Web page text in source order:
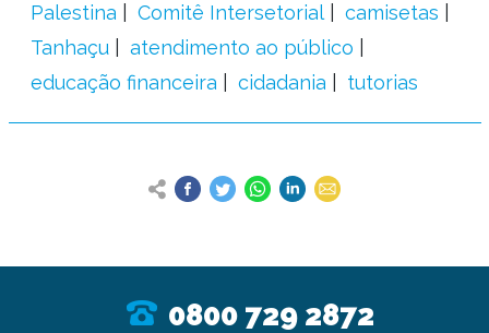
Palestina
Comitê Intersetorial
camisetas
Tanhaçu
atendimento ao público
educação financeira
cidadania tutorias
0800 729 2872